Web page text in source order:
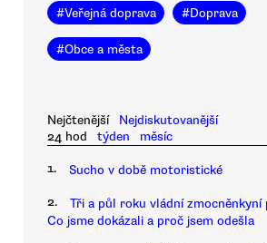
#Veřejná doprava #Doprava
#Obce a města
Nejčtenější
Nejdiskutovanější
24 hod
týden měsíc
1. Sucho v době motoristické
2.
Tři a půl roku vládní zmocněnkyní
Co jsme dokázali a proč jsem odešla